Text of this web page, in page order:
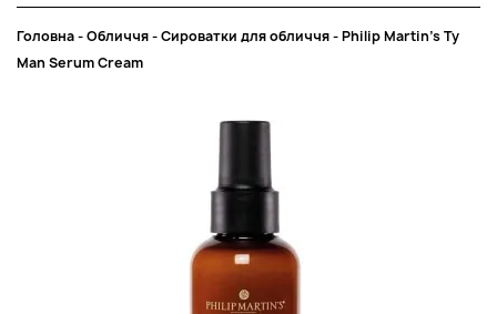
Головна-Обличчя-Сироватки для обличчя-Philip Martin’s Ty
Man Serum Cream